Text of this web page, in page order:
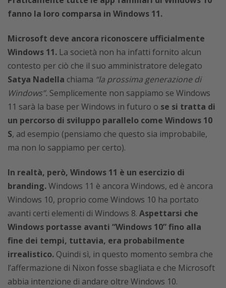
fanno la loro comparsa in Windows 11.
Microsoft deve ancora riconoscere ufficialmente
Windows 11. La società non ha infatti fornito alcun
contesto per ciò che il suo amministratore delegato
Satya Nadella chiama “la prossima generazione di
Windows”. Semplicemente non sappiamo se Windows
11 sarà la base per Windows in futuro o se si tratta di
un percorso di sviluppo parallelo come Windows 10
S, ad esempio (pensiamo che questo sia improbabile,
ma non lo sappiamo per certo).
In realtà, però, Windows 11 è un esercizio di
branding.Windows 11 è ancora Windows, ed è ancora
Windows 10, proprio come Windows 10 ha portato
avanti certi elementi di Windows 8. Aspettarsi che
Windows portasse avanti “Windows 10” fino alla
fine dei tempi, tuttavia, era probabilmente
irrealistico. Quindi sì, in questo momento sembra che
l’affermazione di Nixon fosse sbagliata e che Microsoft
abbia intenzione di andare oltre Windows 10.